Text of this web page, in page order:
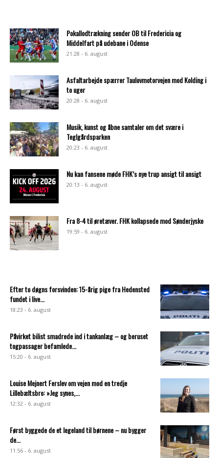
Pokallodtrækning sender OB til Fredericia og
Middelfart på udebane i Odense
21:28 - 6. august
Asfaltarbejde spærrer Taulovmotorvejen mod Kolding i
to uger
20:28 - 6. august
Musik, kunst og åbne samtaler om det svære i
Teglgårdsparken
20:23 - 6. august
Nu kan fansene møde FHK’s nye trup ansigt til ansigt
20:13 - 6. august
Fra 8-4 til øretæver. FHK kollapsede mod Sønderjyske
19:59 - 6. august
Efter to døgns forsvinden: 15-årig pige fra Hedensted
fundet i live...
18:23 - 6. august
Påvirket bilist smadrede ind i tankanlæg – og beruset
togpassager befamlede...
15:20 - 6. august
Louise Mejnert Ferslev om vejen mod en tredje
Lillebæltsbro: »Jeg synes,...
12:32 - 6. august
Først byggede de et legeland til børnene – nu bygger
de...
11:56 - 6. august